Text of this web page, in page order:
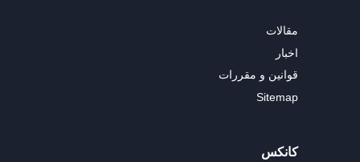
مقالات
اخبار
قوانین و مقررات
Sitemap
کانکس